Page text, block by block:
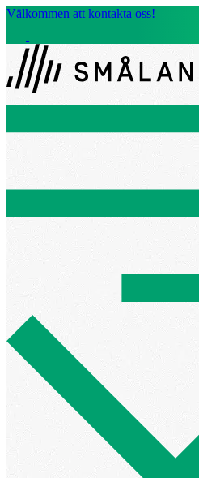
Välkommen att kontakta oss!